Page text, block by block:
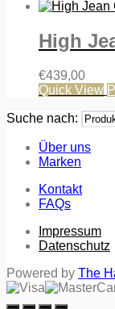
High
€439,00
Quick View
Suche nach:
Über uns
Marken
Kontakt
FAQs
Impressum
Datenschutz
Powered by The